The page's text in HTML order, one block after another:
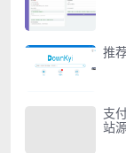
推
支
站